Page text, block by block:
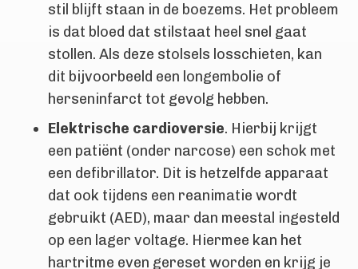
stil blijft staan in de boezems. Het probleem
is dat bloed dat stilstaat heel snel gaat
stollen. Als deze stolsels losschieten, kan
dit bijvoorbeeld een longembolie of
herseninfarct tot gevolg hebben.
Elektrische cardioversie. Hierbij krijgt
een patiënt (onder narcose) een schok met
een defibrillator. Dit is hetzelfde apparaat
dat ook tijdens een reanimatie wordt
gebruikt (AED), maar dan meestal ingesteld
op een lager voltage. Hiermee kan het
hartritme even gereset worden en krijg je